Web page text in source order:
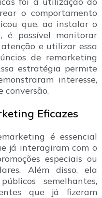
o comportamento
que, ao instalar o
, é possível monitorar
e utilizar essa
de remarketing
estratégia permite
interesse,
conversão.
Eficazes
é essencial
já interagiram com o
especiais ou
Além disso, ela
semelhantes,
que já fizeram